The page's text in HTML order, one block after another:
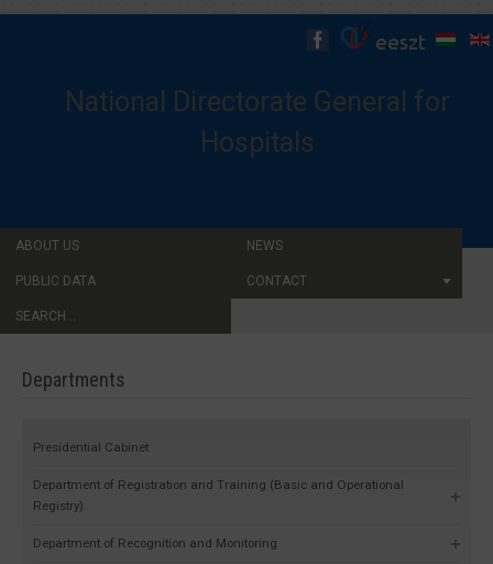
ABOUT US NEWS
PUBLIC DATA CONTACT
SEARCH...
National Directorate General for
Hospitals
Departments
Presidential Cabinet
Department of Registration and Training (Basic and Operational
Registry)
Department of Recognition and Monitoring